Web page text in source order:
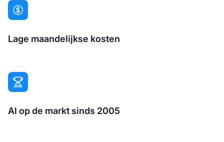
Lage maandelijkse kosten
Al op de markt sinds 2005